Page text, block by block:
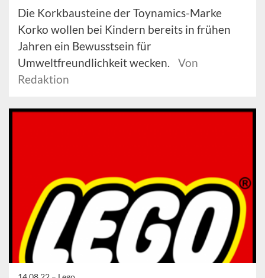
Die Korkbausteine der Toynamics-Marke
Korko wollen bei Kindern bereits in frühen
Jahren ein Bewusstsein für
Umweltfreundlichkeit wecken.
Von
Redaktion